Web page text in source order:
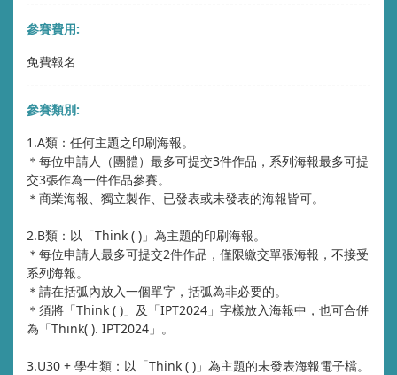
參賽費用:
免費報名
參賽類別:
1.A類：任何主題之印刷海報。
＊每位申請人（團體）最多可提交3件作品，系列海報最多可提
交3張作為一件作品參賽。
＊商業海報、獨立製作、已發表或未發表的海報皆可。
2.B類：以「Think ( )」為主題的印刷海報。
＊每位申請人最多可提交2件作品，僅限繳交單張海報，不接受
系列海報。
＊請在括弧內放入一個單字，括弧為非必要的。
＊須將「Think ( )」及「IPT2024」字樣放入海報中，也可合併
為「Think( ). IPT2024」。
3.U30 + 學生類：以「Think ( )」為主題的未發表海報電子檔。